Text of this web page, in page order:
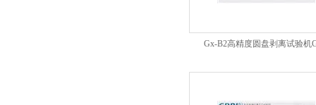
Gx-B2高精度圆盘剥离试验机